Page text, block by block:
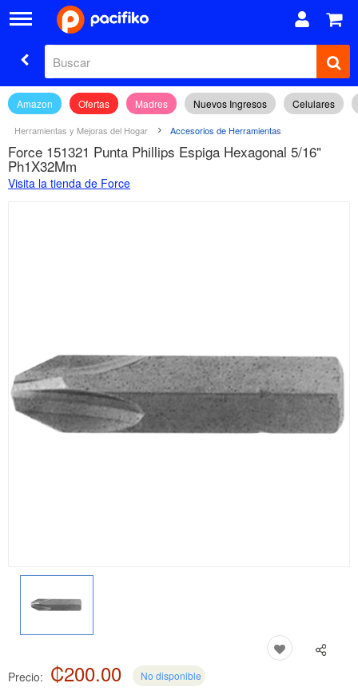
Amazon Ofertas Madres Nuevos Ingresos Celulares
Herramientas y Mejoras del Hogar Accesorios de Herramientas
Force 151321 Punta Phillips Espiga Hexagonal 5/16"
Ph1X32Mm
Visita la tienda de Force
Precio: ₡200.00 No disponible